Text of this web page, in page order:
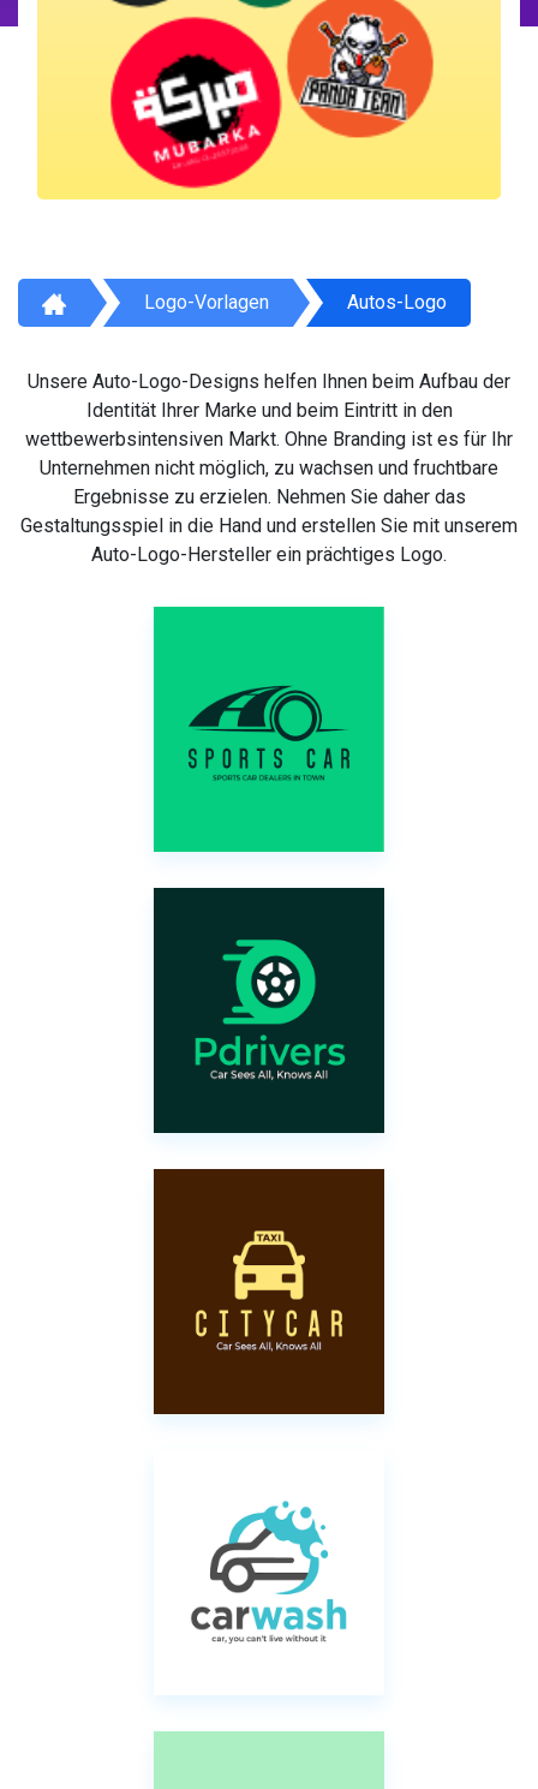
Logo-Vorlagen Autos-Logo
Unsere Auto-Logo-Designs helfen Ihnen beim Aufbau der
Identität Ihrer Marke und beim Eintritt in den
wettbewerbsintensiven Markt. Ohne Branding ist es für Ihr
Unternehmen nicht möglich, zu wachsen und fruchtbare
Ergebnisse zu erzielen. Nehmen Sie daher das
Gestaltungsspiel in die Hand und erstellen Sie mit unserem
Auto-Logo-Hersteller ein prächtiges Logo.